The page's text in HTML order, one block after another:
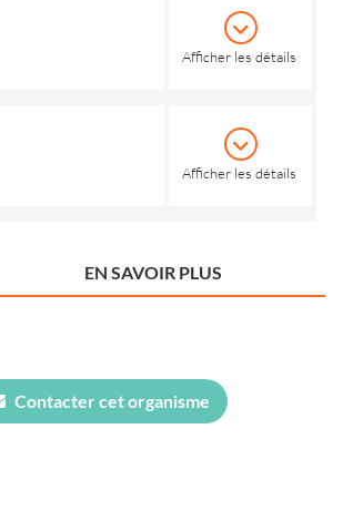
Afficher les détails
Afficher les détails
EN SAVOIR PLUS
Contacter cet organisme